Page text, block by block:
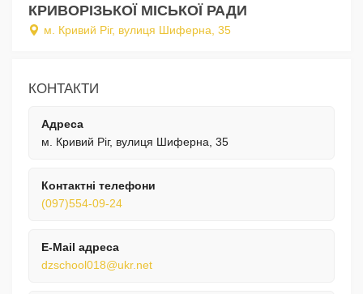
КРИВОРІЗЬКОЇ МІСЬКОЇ РАДИ
м. Кривий Ріг, вулиця Шиферна, 35
КОНТАКТИ
Адреса
м. Кривий Ріг, вулиця Шиферна, 35
Контактні телефони
(097)554-09-24
E-Mail адреса
dzschool018@ukr.net